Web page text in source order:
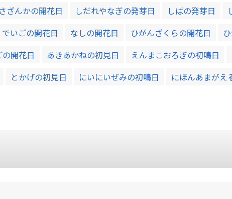
さざんかの開花日 しだれやなぎの発芽日 しばの発芽日
でいごの開花日 なしの開花日 ひがんざくらの開花日
の開花日 あきあかねの初見日 えんまこおろぎの初鳴日
とかげの初見日 にいにいぜみの初鳴日 にほんあまがえ